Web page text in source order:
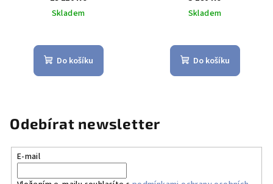
Skladem
Do košíku
Skladem
Do košíku
Odebírat newsletter
E-mail